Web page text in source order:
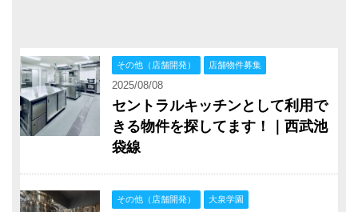
その他（店舗開発） 店舗物件募集
2025/08/08
セントラルキッチンとして利用で
きる物件を探してます！｜西武池
袋線
その他（店舗開発） 大泉学園